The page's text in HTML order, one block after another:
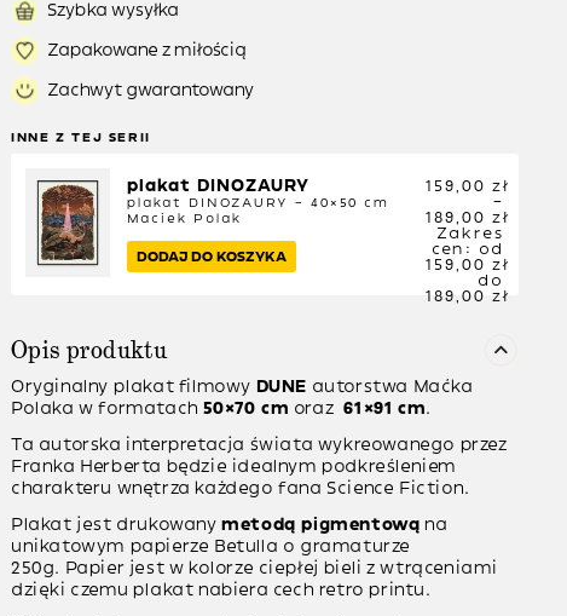
Szybka wysyłka
Zapakowane z miłością
Zachwyt gwarantowany
INNE Z TEJ SERII
plakat DINOZAURY
plakat DINOZAURY – 40×50 cm
Maciek Polak
159,00 zł
–
189,00 zł
Zakres
cen: od
159,00 zł
do
189,00 zł
DODAJ DO KOSZYKA
Opis produktu
Oryginalny plakat filmowy DUNE autorstwa Maćka
Polaka w formatach50×70 cm oraz 61×91 cm.
Ta autorska interpretacja świata wykreowanego przez
Franka Herberta będzie idealnym podkreśleniem
charakteru wnętrza każdego fana Science Fiction.
Plakat jest drukowanymetodą pigmentową na
unikatowym papierze Betulla o gramaturze
250g. Papier jest w kolorze ciepłej bieli z wtrąceniami
dzięki czemu plakat nabiera cech retro printu.